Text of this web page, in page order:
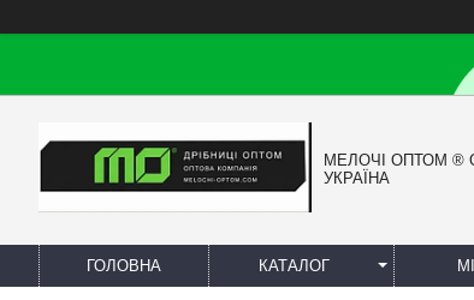
МЕЛОЧІ ОПТОМ ®
УКРАЇНА
ГОЛОВНА КАТАЛОГ